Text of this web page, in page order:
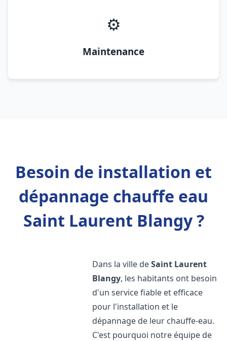
⚙️
Maintenance
Besoin de installation et
dépannage chauffe eau
Saint Laurent Blangy ?
Dans la ville deSaint Laurent
Blangy, les habitants ont besoin
d'un service fiable et efficace
pour l'installation et le
dépannage de leur chauffe-eau.
C'est pourquoi notre équipe de